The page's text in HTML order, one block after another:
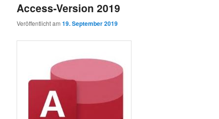
Access-Version 2019
Veröffentlicht am19. September 2019